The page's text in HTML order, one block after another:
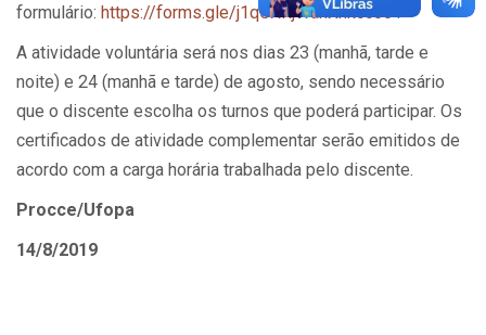
formulário: https://forms.gle/j1qCXRjWahXhkcc66.
A atividade voluntária será nos dias 23 (manhã, tarde e
noite) e 24 (manhã e tarde) de agosto, sendo necessário
que o discente escolha os turnos que poderá participar. Os
certificados de atividade complementar serão emitidos de
acordo com a carga horária trabalhada pelo discente.
Procce/Ufopa
14/8/2019